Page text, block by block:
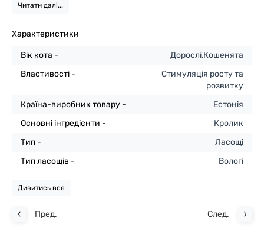
Читати далі...
Характеристики
Вік кота -
Дорослі,Кошенята
Властивості -
Стимуляція росту та
розвитку
Країна-виробник товару -
Естонія
Основні інгредієнти -
Кролик
Тип -
Ласощі
Тип ласощів -
Вологі
Дивитись все
Пред. След.